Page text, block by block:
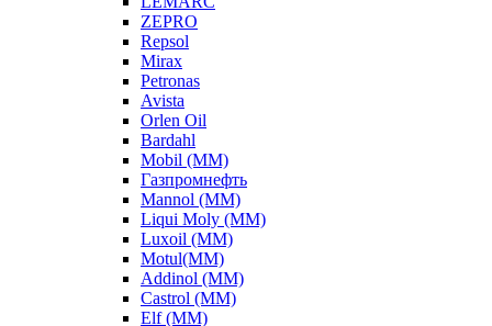
ZEPRO
Repsol
Mirax
Petronas
Avista
Orlen Oil
Bardahl
Mobil (ММ)
Газпромнефть
Mannol (ММ)
Liqui Moly (ММ)
Luxoil (ММ)
Motul(ММ)
Addinol (ММ)
Castrol (ММ)
Elf (ММ)